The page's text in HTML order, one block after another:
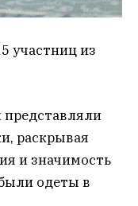
участниц из
раскрывая
и значимость
одеты в